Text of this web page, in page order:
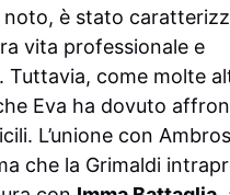
è stato
vita professionale e
Tuttavia, come molte
Eva ha dovuto
L’unione con
che la Grimaldi